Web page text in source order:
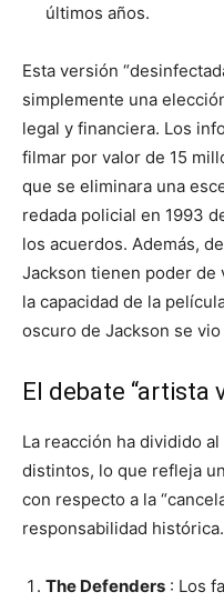
últimos años.
Esta versión
simplemente una
legal y financiera. Los
filmar por valor de 15
que se eliminara una
redada policial en 1993
los acuerdos. Además,
Jackson tienen poder de
la capacidad de la
oscuro de Jackson se
El debate “artista
La reacción ha dividido
distintos, lo que refleja
con respecto a la
responsabilidad histórica.
The Defenders : Los